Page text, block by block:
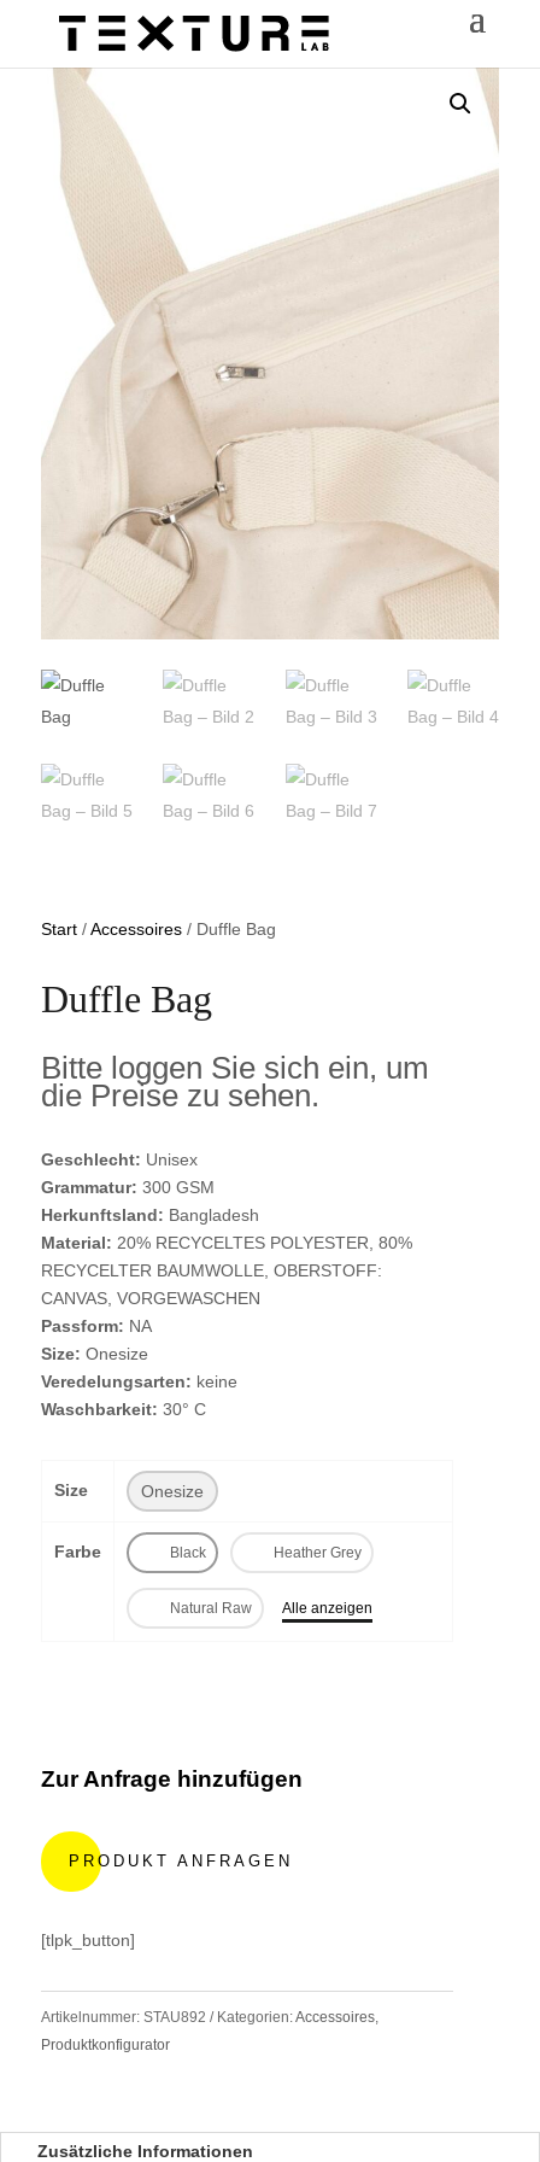
Start/Accessoires/ Duffle Bag
Duffle Bag
Bitte loggen Sie sich ein, um
die Preise zu sehen.
Geschlecht: Unisex
Grammatur: 300 GSM
Herkunftsland: Bangladesh
Material: 20% RECYCELTES POLYESTER, 80%
RECYCELTER BAUMWOLLE, OBERSTOFF:
CANVAS, VORGEWASCHEN
Passform: NA
Size: Onesize
Veredelungsarten: keine
Waschbarkeit: 30° C
Size Onesize
Farbe Black Heather Grey
Natural Raw Alle anzeigen
Zur Anfrage hinzufügen
t
n
PRODUKT ANFRAGEN
[tlpk_button]
Artikelnummer: STAU892 Kategorien:Accessoires,
Produktkonfigurator
Zusätzliche Informationen